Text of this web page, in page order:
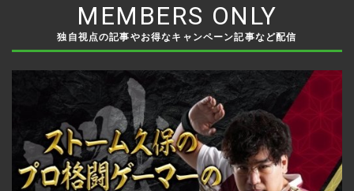
MEMBERS ONLY
独自視点の記事やお得なキャンペーン記事など配信